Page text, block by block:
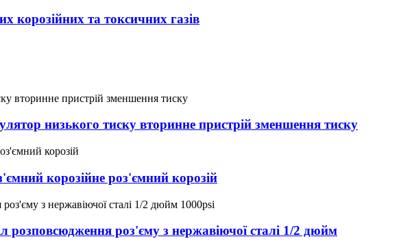
корозійних та токсичних газів
низького тиску вторинне пристрій зменшення тиску
корозійне роз'ємний корозій
розповсюдження роз'єму з нержавіючої сталі 1/2 дюйм